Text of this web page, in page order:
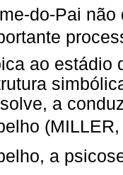
do-Pai
ao estádio
a
a